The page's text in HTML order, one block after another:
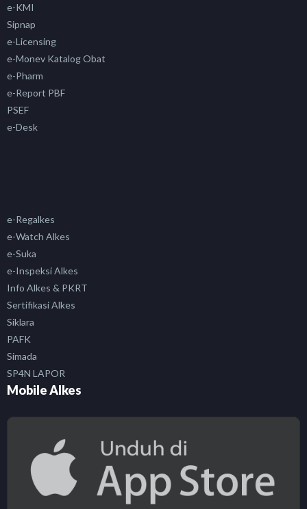
e-KMI
Sipnap
e-Licensing
e-Monev Katalog Obat
e-Pharm
e-Report PBF
PSEF
e-Desk
e-Regalkes
e-Watch Alkes
e-Suka
e-Inspeksi Alkes
Info Alkes & PKRT
Sertifikasi Alkes
Siklara
PAFK
Simada
SP4N LAPOR
Mobile Alkes